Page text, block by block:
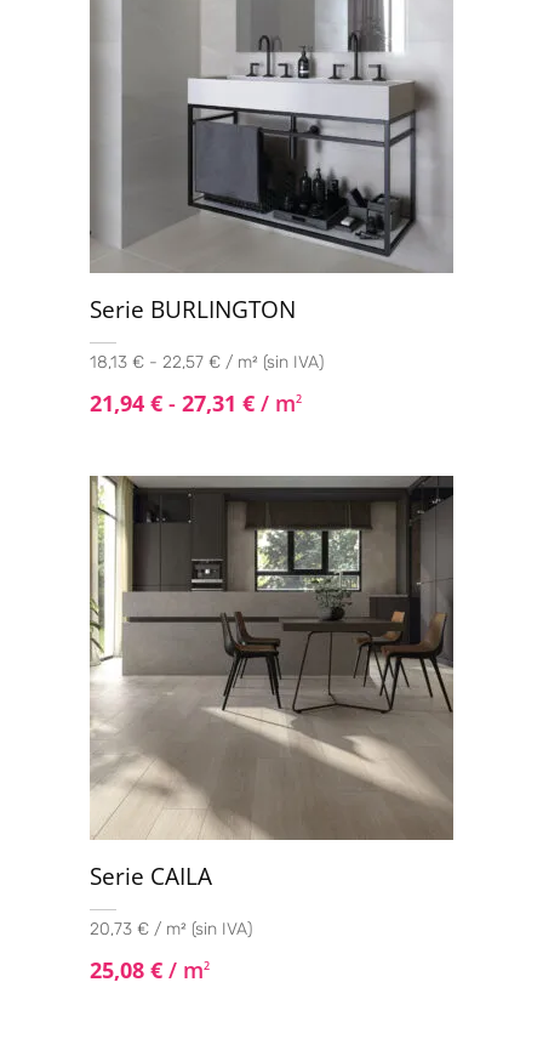
Serie BURLINGTON
18,13 € - 22,57 € / m² (sin IVA)
21,94 € - 27,31 € / m2
Serie CAILA
20,73 € / m² (sin IVA)
25,08 € / m2